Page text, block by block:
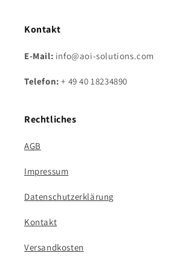
Kontakt
E-Mail: info@aoi-solutions.com
Telefon:+ 49 40 18234890
Rechtliches
AGB
Impressum
Datenschutzerklärung
Kontakt
Versandkosten